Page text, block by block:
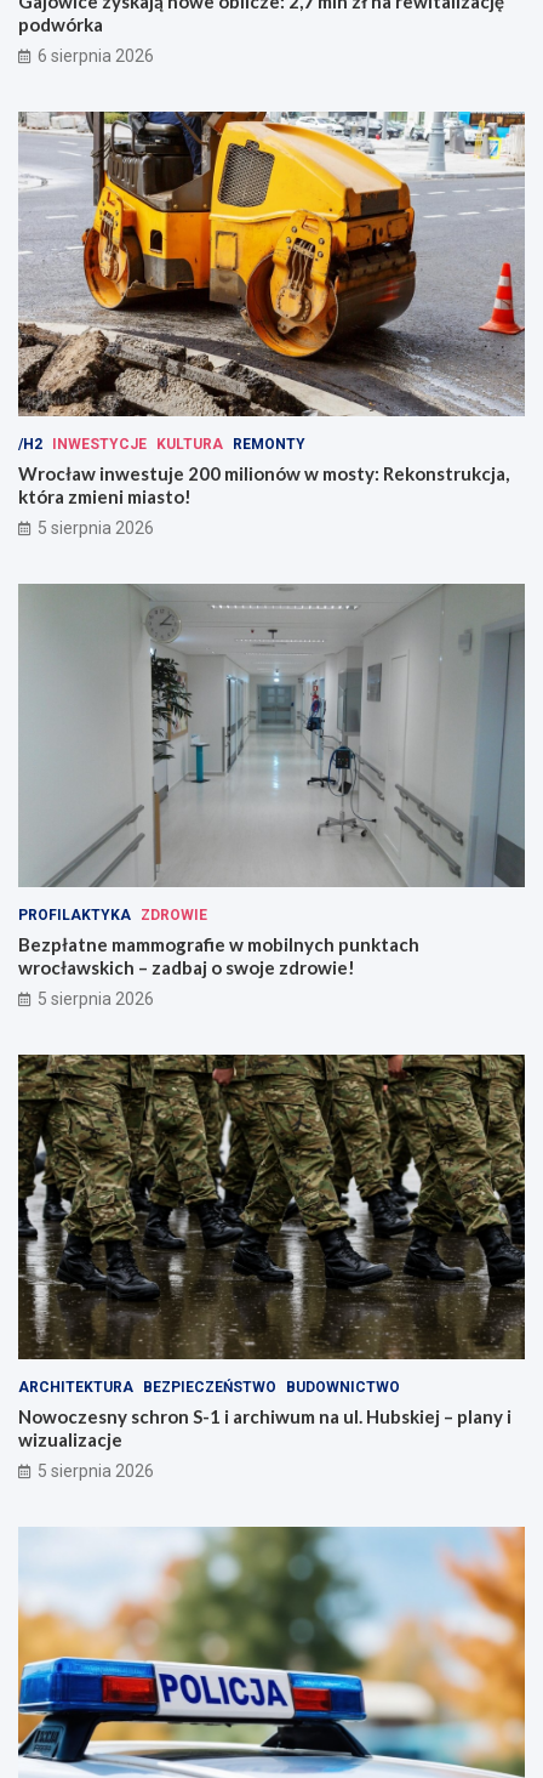
podwórka
6 sierpnia 2026
/H2 INWESTYCJE KULTURA REMONTY
Wrocław inwestuje 200 milionów w mosty: Rekonstrukcja,
która zmieni miasto!
5 sierpnia 2026
PROFILAKTYKA ZDROWIE
Bezpłatne mammografie w mobilnych punktach
wrocławskich – zadbaj o swoje zdrowie!
5 sierpnia 2026
ARCHITEKTURA BEZPIECZEŃSTWO BUDOWNICTWO
Nowoczesny schron S-1 i archiwum na ul. Hubskiej – plany i
wizualizacje
5 sierpnia 2026